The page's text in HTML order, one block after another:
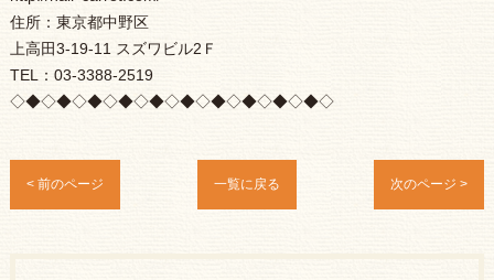
住所：東京都中野区
上高田3-19-11 スズワビル2Ｆ
TEL：03-3388-2519
◇◆◇◆◇◆◇◆◇◆◇◆◇◆◇◆◇◆◇◆◇
< 前のページ 一覧に戻る 次のページ >